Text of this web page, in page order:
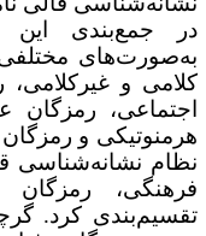
جمع‌بندی این
مختلفی
و غیرکلامی،
رمزگان
و رمزگان
نشانه‌شناسی
رمزگان
کرد.